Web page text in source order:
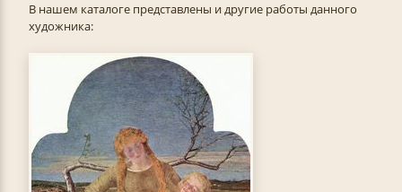
В нашем каталоге представлены и другие работы данного
художника: